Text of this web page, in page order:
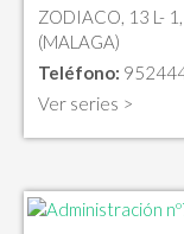
ZODIACO, 13 L-
(MALAGA)
Teléfono:
Ver series >